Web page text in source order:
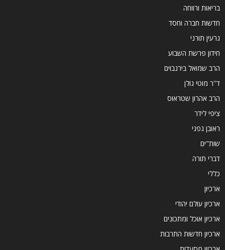
בריאות ורווחה
חדשות חברה וחסד
גרעין תורני
חידון פרשת השבוע
הרב שמואל בירנבוים
ד''ר מוטי גולן
הרב אהרון שטראוס
ציפי לידר
ראובן גפני
שות"ים
דברי תורה
כללי
ארכיון
ארכיון עולם יהודי
ארכיון אוכל ומתכונים
ארכיון חדשות התרבות